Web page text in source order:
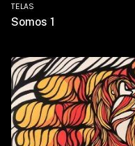
TELAS
Somos 1